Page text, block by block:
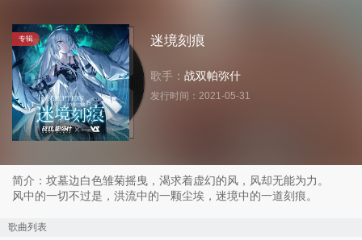
专辑 迷境刻痕
歌手： 战双帕弥什
发行时间： 2021-05-31
简介：坟墓边白色雏菊摇曳，渴求着虚幻的风，风却无能为力。
风中的一切不过是，洪流中的一颗尘埃，迷境中的一道刻痕。
歌曲列表